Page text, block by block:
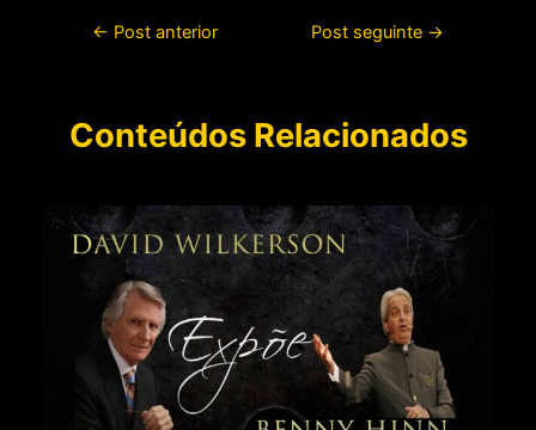
← Post anterior Post seguinte →
Conteúdos Relacionados